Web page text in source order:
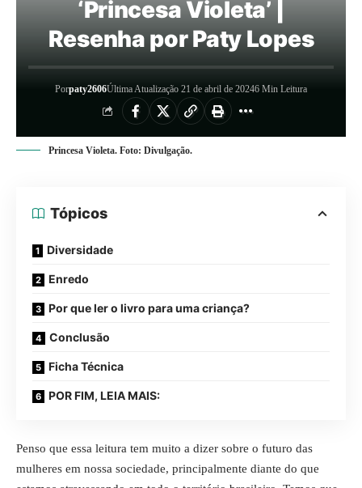
‘Princesa Violeta’ |
Resenha por Paty Lopes
Porpaty2606Última Atualização 21 de abril de 20246 Min Leitura
Princesa Violeta. Foto: Divulgação.
Tópicos
Diversidade
Enredo
Por que ler o livro para uma criança?
Conclusão
Ficha Técnica
POR FIM, LEIA MAIS:
Penso que essa leitura tem muito a dizer sobre o futuro das
mulheres em nossa sociedade, principalmente diante do que